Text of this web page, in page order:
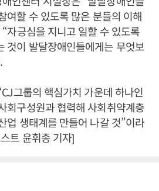
여할 수 있도록 많은 분들의 이해
자긍심을 지니고 일할 수 있도록
것이 발달장애인들에게는 무엇보
그룹의 핵심가치 가운데 하나인
회구성원과 협력해 사회취약계층
업 생태계를 만들어 나갈 것”이라
트 윤휘종 기자]